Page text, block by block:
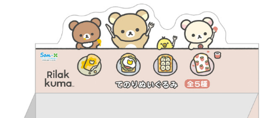
ゲーム 座談会
アニメ！アニメ！TV ABEMA Cafe